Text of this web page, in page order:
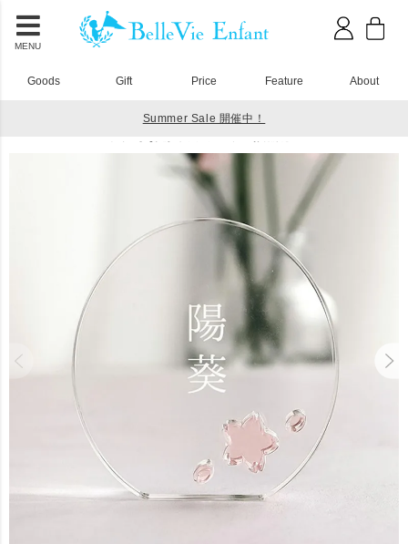
MENU
Goods Gift Price Feature About
Summer Sale 開催中！
アクリル積み木 Lumiere Hinamatsuri